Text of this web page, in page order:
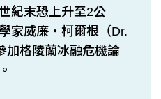
紀末恐上升至2公
家威廉・柯爾根（Dr.
加格陵蘭冰融危機論